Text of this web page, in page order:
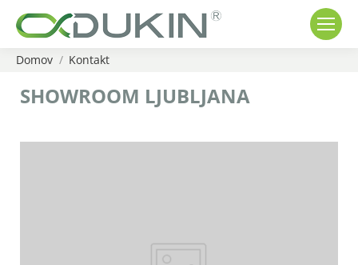
You are here:
Domov Kontakt
SHOWROOM LJUBLJANA